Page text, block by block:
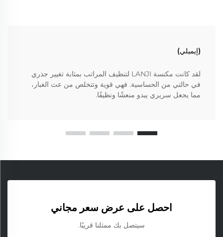
(إيميلي)
لقد كانت مكنسة LANJI لتنظيف المراتب بمثابة تغيير جذري
في حالتي من الحساسية. فهي قوية وتتخلص من عث الغبار،
مما يجعل سريري يبدو منعشًا ونظيفًا.
احصل على عرض سعر مجاني
سيتصل بك ممثلنا قريبًا.